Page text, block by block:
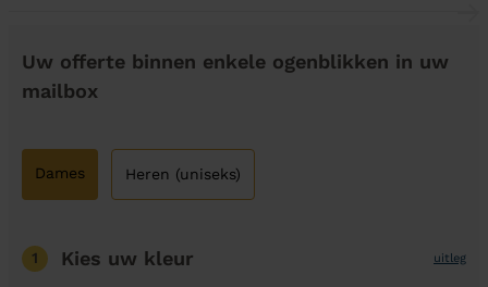
Uw offerte binnen enkele ogenblikken in uw
mailbox
Dames Heren (uniseks)
1 Kies uw kleur uitleg